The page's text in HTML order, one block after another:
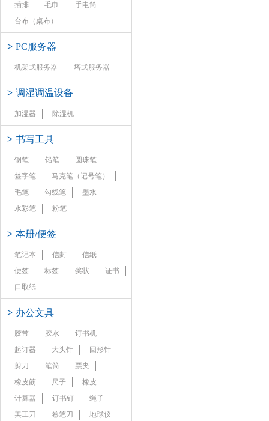
插排
毛巾
手电筒
台布（桌布）
> PC服务器
机架式服务器 塔式服务器
> 调湿调温设备
加湿器 除湿机
> 书写工具
钢笔 铅笔
圆珠笔
签字笔
马克笔（记号笔）
毛笔
勾线笔
墨水
水彩笔
粉笔
> 本册/便签
笔记本 信封
信纸
便签
标签 奖状
证书
口取纸
> 办公文具
胶带 胶水
订书机
起订器
大头针
回形针
剪刀
笔筒
票夹
橡皮筋
尺子
橡皮
计算器
订书钉
绳子
美工刀
卷笔刀 地球仪